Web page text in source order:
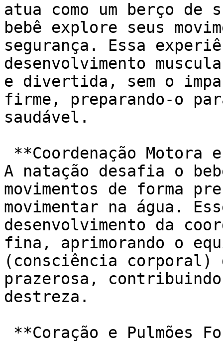
atua como um berço
bebê explore seus
segurança. Essa
desenvolvimento
e divertida, sem o
firme, preparando-o
saudável.
A natação desafia o
movimentos de forma
movimentar na água.
desenvolvimento da
fina, aprimorando o
(consciência corporal)
prazerosa,
destreza.